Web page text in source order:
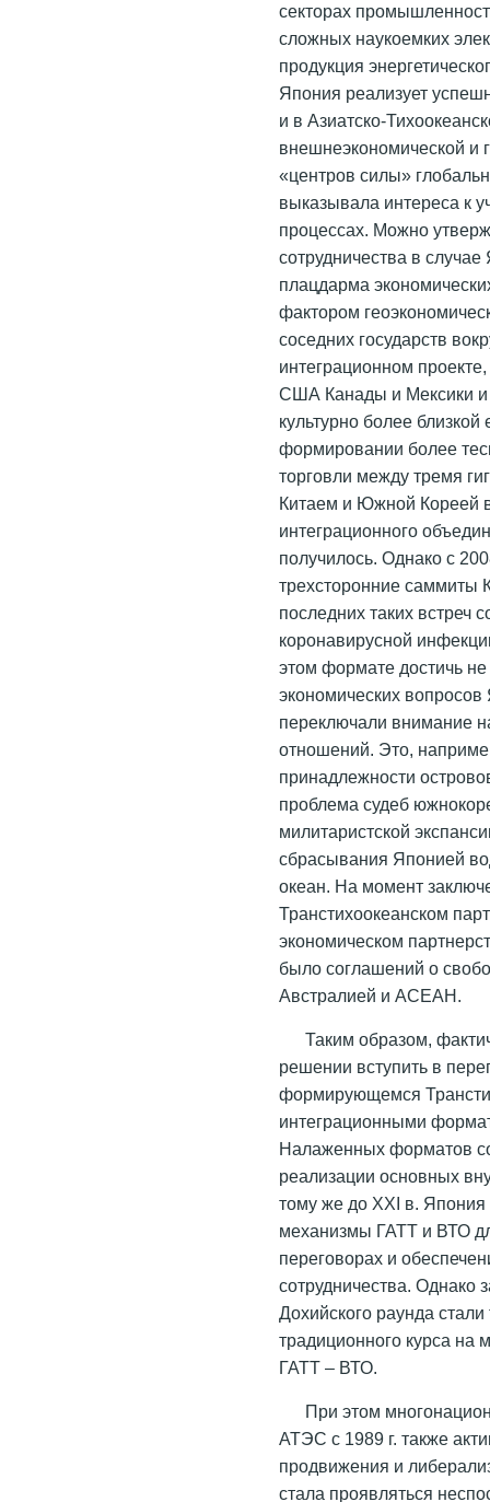
секторах
сложных наукоемких
продукция
Япония реализует
и в Азиатско-
внешнеэкономической и
«центров силы»
выказывала интереса к
процессах. Можно
сотрудничества в
плацдарма
фактором
соседних государств
интеграционном
США Канады и Мексики и
культурно более
формировании более
торговли между тремя
Китаем и Южной Кореей
интеграционного
получилось. Однако с
трехсторонние саммиты
последних таких встреч
коронавирусной
этом формате достичь не
экономических
переключали внимание
отношений. Это,
принадлежности
проблема судеб
милитаристской
сбрасывания Японией
океан. На момент
Транстихоокеанском
экономическом
было соглашений о
Австралией и АСЕАН.
Таким образом,
решении вступить в
формирующемся
интеграционными
Налаженных форматов
реализации основных
тому же до XXI в. Япония
механизмы ГАТТ и ВТО
переговорах и
сотрудничества. Однако
Дохийского раунда
традиционного курса на
ГАТТ – ВТО.
При этом
АТЭС с 1989 г. также
продвижения и
стала проявляться